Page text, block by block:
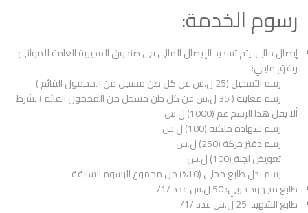
رسوم الخدمة:
إيصال مالي: يتم تسديد الإيصال المالي في صندوق المديرية العامة للموانئ
وفق مايلي:
رسم التسجيل (25 ل.س عن كل طن مسجل من المحمول القائم )
رسم معاينة ( 35 ل.س عن كل طن مسجل من المحمول القائم ) بشرط
ألا يقل هذا الرسم عم (1000) ل.س
رسم شهادة ملكية (100) ل.س
رسم دفتر حركة (250) ل.س
تعويض لجنة (100) ل.س
رسم بدل طابع محلي (10%) من مجموع الرسوم السابقة
طابع مجهود حربي: 50 ل.س عدد /1/
طابع الشهيد: 25 ل.س عدد /1/